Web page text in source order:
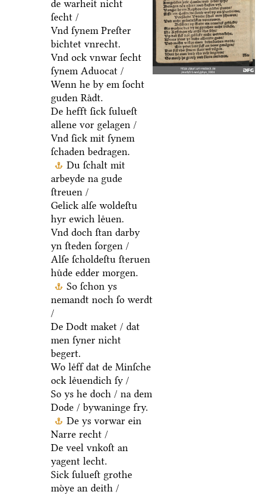
de warheit nicht
ſecht /
Vnd ſynem Preſter
bichtet vnrecht.
Vnd ock vnwar ſecht
ſynem Aduocat /
Wenn he by em ſocht
guden Raͤdt.
De hefft ſick ſulueſt
allene vor gelagen /
Vnd ſick mit ſynem
ſchaden bedragen.
Du ſchalt mit
arbeyde na gude
ſtreuen /
Gelick alſe woldeſtu
hyr ewich leͤuen.
Vnd doch ſtan darby
yn ſteden ſorgen /
Alſe ſcholdeſtu ſteruen
huͤde edder morgen.
So ſchon ys
nemandt noch ſo werdt
/
De Dodt maket / dat
men ſyner nicht
begert.
Wo leͤff dat de Minſche
ock leͤuendich ſy /
So ys he doch / na dem
Dode / bywaninge fry.
De ys vorwar ein
Narre recht /
De veel vnkoſt an
yagent lecht.
Sick ſulueſt grothe
moͤye an deith /